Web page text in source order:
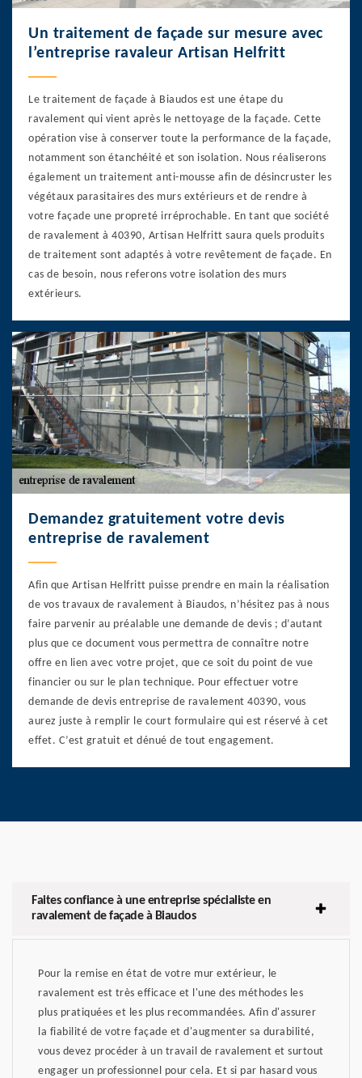
Un traitement de façade sur mesure avec
l’entreprise ravaleur Artisan Helfritt
Le traitement de façade à Biaudos est une étape du
ravalement qui vient après le nettoyage de la façade. Cette
opération vise à conserver toute la performance de la façade,
notamment son étanchéité et son isolation. Nous réaliserons
également un traitement anti-mousse afin de désincruster les
végétaux parasitaires des murs extérieurs et de rendre à
votre façade une propreté irréprochable. En tant que société
de ravalement à 40390, Artisan Helfritt saura quels produits
de traitement sont adaptés à votre revêtement de façade. En
cas de besoin, nous referons votre isolation des murs
extérieurs.
Demandez gratuitement votre devis
entreprise de ravalement
Afin que Artisan Helfritt puisse prendre en main la réalisation
de vos travaux de ravalement à Biaudos, n’hésitez pas à nous
faire parvenir au préalable une demande de devis ; d’autant
plus que ce document vous permettra de connaître notre
offre en lien avec votre projet, que ce soit du point de vue
financier ou sur le plan technique. Pour effectuer votre
demande de devis entreprise de ravalement 40390, vous
aurez juste à remplir le court formulaire qui est réservé à cet
effet. C’est gratuit et dénué de tout engagement.
Faites confiance à une entreprise spécialiste en
ravalement de façade à Biaudos
Pour la remise en état de votre mur extérieur, le
ravalement est très efficace et l'une des méthodes les
plus pratiquées et les plus recommandées. Afin d'assurer
la fiabilité de votre façade et d'augmenter sa durabilité,
vous devez procéder à un travail de ravalement et surtout
engager un professionnel pour cela. Et si par hasard vous